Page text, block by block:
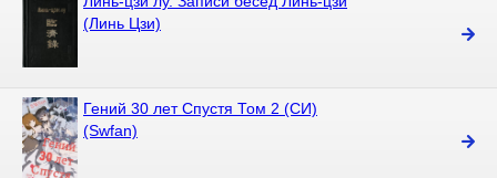
(Линь Цзи)
Гений 30 лет Спустя Том 2 (СИ)
(Swfan)